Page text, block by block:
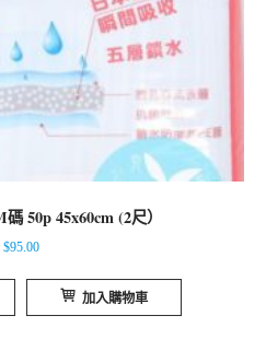
50p 45x60cm (2尺）
$95.00
加入購物車